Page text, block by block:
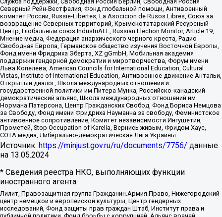
Северный Рейн-Вестфалия, Фонд глобальной помощи, Антивоенный
комитет России, Russie-Libertes, La Asocicion de Rusos Libres, Союз за
возвращение Северных территорий, Крымскотатарский Ресурсный
Центр, Глобальный союз IndustriALL, Russian Election Monitor, Article 19,
Мнение медиа, Федерация анархического черного креста, Радио
Свободная Европа, Германское общество изучения Восточной Европы,
Фонд имени Фридриха Эберта, XZ gGmbH, Мобильная академия
поддержки гендерной демократии и миротворчества, Форум имени
Льва Копелева, American Councils for International Education, Cultural
Vistas, Institute of International Education, Антивоенное движение Антальи,
Открытый диалог, Школа международных отношений и
государственной политики им Питера Мунка, Российско-канадский
демократический альянс, Школа международных отношений им
Нормана Патерсона, Центр Гражданских Свобод, Фонд Бориса Немцова
за Свободу, Фонд имени Фридриха Науманна за свободу, Феминистское
антивоенное сопротивление, Комитет независимости Ингушетии,
Прометей, Stop Occupation of Karelia, Вернись живым, Фридом Хаус,
СОТА медиа, Либерально-демократическая Лига Украины
Источник: https://minjust.gov.ru/ru/documents/7756/ данные
на 13.05.2024
* Сведения реестра НКО, выполняющих функции
иностранного агента:
Лилит, Правозащитная группа Гражданин.Армия.Право, Нижегородский
центр немецкой и европейской культуры, Центр гендерных
исследований, Фонд защиты прав граждан Штаб, Институт права и